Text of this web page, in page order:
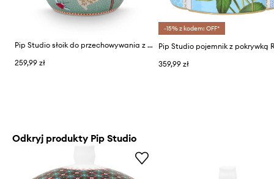
Pip Studio słoik do przechowywania z porcelany 1,5 l
259,99 zł
-15% z kodem: OFF*
359,99 zł
Odkryj produkty Pip Studio